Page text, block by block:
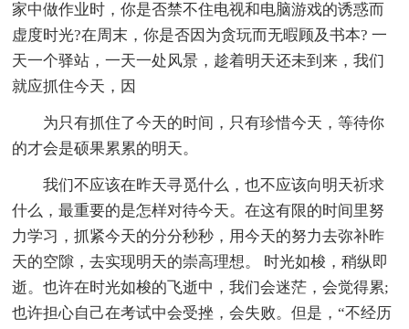
家中做作业时，你是否禁不住电视和电脑游戏的诱惑而
虚度时光?在周末，你是否因为贪玩而无暇顾及书本? 一
天一个驿站，一天一处风景，趁着明天还未到来，我们
就应抓住今天，因
为只有抓住了今天的时间，只有珍惜今天，等待你
的才会是硕果累累的明天。
我们不应该在昨天寻觅什么，也不应该向明天祈求
什么，最重要的是怎样对待今天。在这有限的时间里努
力学习，抓紧今天的分分秒秒，用今天的努力去弥补昨
天的空隙，去实现明天的崇高理想。 时光如梭，稍纵即
逝。也许在时光如梭的飞逝中，我们会迷茫，会觉得累;
也许担心自己在考试中会受挫，会失败。但是，“不经历